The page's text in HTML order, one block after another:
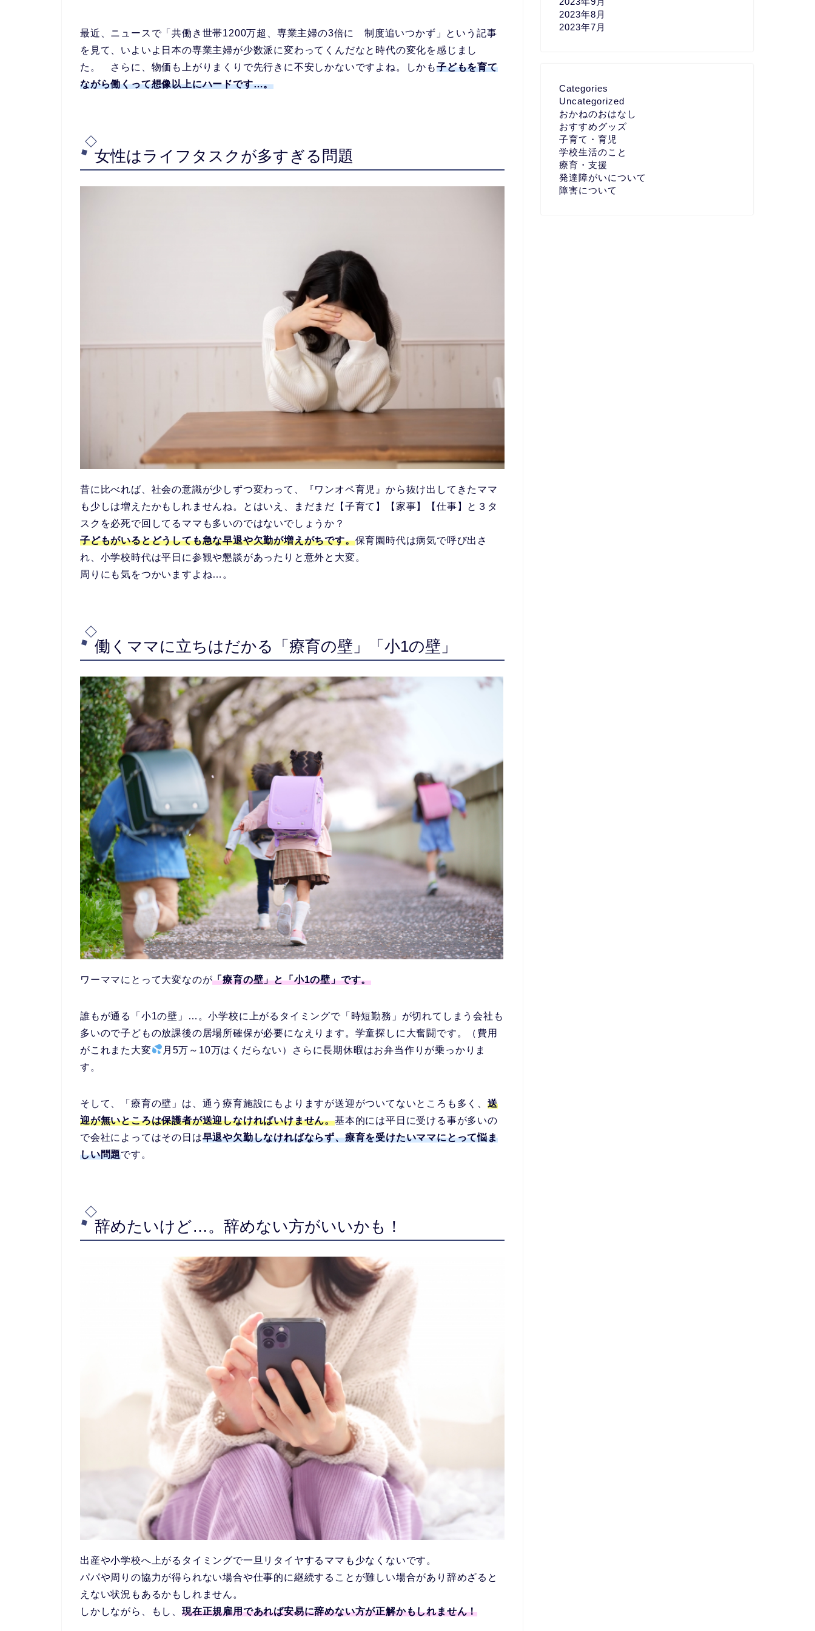
最近、ニュースで「共働き世帯1200万超、専業主婦の3倍に 制度追いつかず」という記事
を見て、いよいよ日本の専業主婦が少数派に変わってくんだなと時代の変化を感じまし
た。 さらに、物価も上がりまくりで先行きに不安しかないですよね。しかも子どもを育て
ながら働くって想像以上にハードです…。
女性はライフタスクが多すぎる問題
昔に比べれば、社会の意識が少しずつ変わって、『ワンオペ育児』から抜け出してきたママ
も少しは増えたかもしれませんね。とはいえ、まだまだ【子育て】【家事】【仕事】と３タ
スクを必死で回してるママも多いのではないでしょうか？
子どもがいるとどうしても急な早退や欠勤が増えがちです。保育園時代は病気で呼び出さ
れ、小学校時代は平日に参観や懇談があったりと意外と大変。
周りにも気をつかいますよね…。
働くママに立ちはだかる「療育の壁」「小1の壁」
ワーママにとって大変なのが「療育の壁」と「小1の壁」です。
誰もが通る「小1の壁」…。小学校に上がるタイミングで「時短勤務」が切れてしまう会社も
多いので子どもの放課後の居場所確保が必要になえります。学童探しに大奮闘です。（費用
がこれまた大変
月5万～10万はくだらない）さらに長期休暇はお弁当作りが乗っかりま
す。
そして、「療育の壁」は、通う療育施設にもよりますが送迎がついてないところも多く、 送
迎が無いところは保護者が送迎しなければいけません。基本的には平日に受ける事が多いの
で会社によってはその日は早退や欠勤しなければならず、療育を受けたいママにとって悩ま
しい問題です。
辞めたいけど…。辞めない方がいいかも！
出産や小学校へ上がるタイミングで一旦リタイヤするママも少なくないです。
パパや周りの協力が得られない場合や仕事的に継続することが難しい場合があり辞めざると
えない状況もあるかもしれません。
しかしながら、もし、 現在正規雇用であれば安易に辞めない方が正解かもしれません！
2023年8月
2023年7月
Categories
Uncategorized
おかねのおはなし
おすすめグッズ
子育て・育児
学校生活のこと
療育・支援
発達障がいについて
障害について